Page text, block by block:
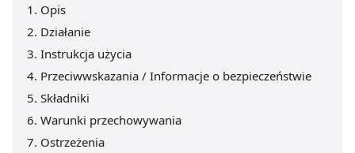
Opis
Działanie
Instrukcja użycia
Przeciwwskazania / Informacje o bezpieczeństwie
Składniki
Warunki przechowywania
Ostrzeżenia